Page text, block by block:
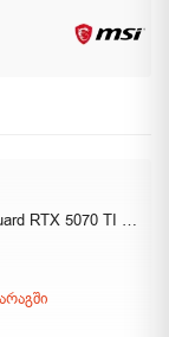
MSI Vanguard RTX 5070 TI 16GB